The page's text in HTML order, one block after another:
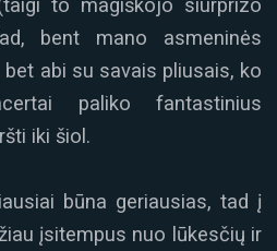
to magiškojo siurprizo
bent mano asmeninės
abi su savais pliusais, ko
paliko fantastinius
iki šiol.
būna geriausias, tad į
įsitempus nuo lūkesčių ir